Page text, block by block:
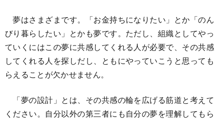
夢はさまざまです。「お金持ちになりたい」とか「のん
びり暮らしたい」とかも夢です。ただし、組織としてやっ
ていくにはこの夢に共感してくれる人が必要で、その共感
してくれる人を探しだし、ともにやっていこうと思っても
らえることが欠かせません。
「夢の設計」とは、その共感の輪を広げる筋道と考えて
ください。自分以外の第三者にも自分の夢を理解してもら